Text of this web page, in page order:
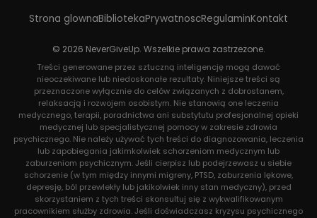
Strona glownaBibliotekaPrywatnoscRegulaminKontakt
© 2026 NeverGiveUp. Wszelkie prawa zastrzezone.
Treści generowane przez sztuczną inteligencję mogą dawać
nieoczekiwane lub niedoskonałe rezultaty. Niniejsze treści są
przeznaczone wyłącznie do celów związanych z dobrostanem,
relaksacją i rozwojem osobistym. Nie stanowią one leczenia
medycznego, terapii, poradnictwa ani substytutu profesjonalnej opieki
medycznej lub specjalistycznej pomocy w zakresie zdrowia
psychicznego. Nie należy używać tych treści do diagnozowania, leczenia
lub zapobiegania jakimkolwiek schorzeniom medycznym lub
zaburzeniom psychicznym. Jeśli cierpisz lub podejrzewasz u siebie
schorzenie (w tym między innymi migreny, PTSD, zaburzenia lękowe,
depresję, ból przewlekły lub jakikolwiek inny stan medyczny), przed
skorzystaniem z tych treści skonsultuj się z wykwalifikowanym
pracownikiem służby zdrowia. Jeśli doświadczasz kryzysu psychicznego